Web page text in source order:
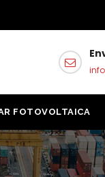
FOTOVOLTAICA